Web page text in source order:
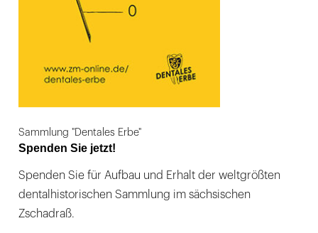
Sammlung "Dentales Erbe"
Spenden Sie jetzt!
Spenden Sie für Aufbau und Erhalt der weltgrößten
dentalhistorischen Sammlung im sächsischen
Zschadraß.